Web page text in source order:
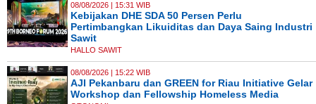
08/08/2026 | 15:31 WIB
Kebijakan DHE SDA 50 Persen Perlu
Pertimbangkan Likuiditas dan Daya Saing Industri
Sawit
HALLO SAWIT
08/08/2026 | 15:22 WIB
AJI Pekanbaru dan GREEN for Riau Initiative Gelar
Workshop dan Fellowship Homeless Media